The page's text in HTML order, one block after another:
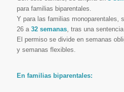
para familias biparentales.
Y para las familias monoparentales,
26 a 32 semanas, tras una
El permiso se divide en semanas
y semanas flexibles.
En familias biparentales: